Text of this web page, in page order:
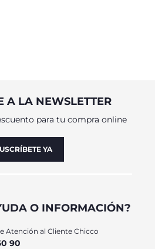
A LA NEWSLETTER
para tu compra online
YA
O INFORMACIÓN?
Atención al Cliente Chicco
90